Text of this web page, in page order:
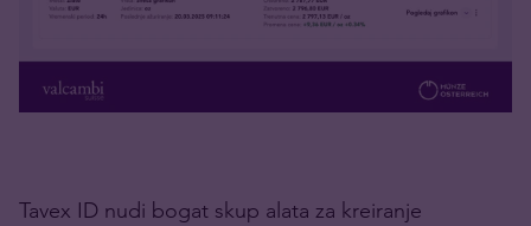
Tavex ID nudi bogat skup alata za kreiranje